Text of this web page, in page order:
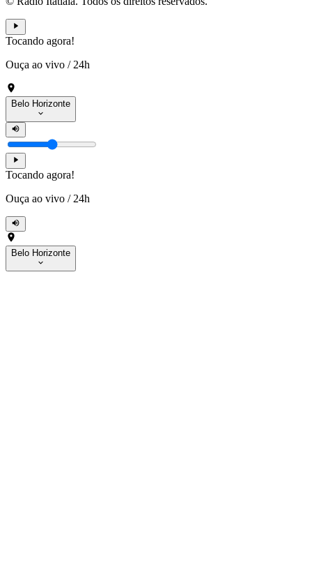
Tocando agora!
Ouça ao vivo / 24h
Belo Horizonte
Tocando agora!
Ouça ao vivo / 24h
Belo Horizonte